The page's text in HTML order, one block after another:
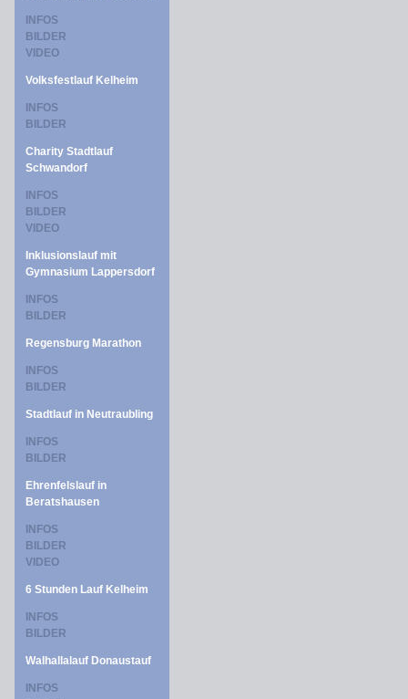
INFOS
BILDER
VIDEO
Volksfestlauf Kelheim
INFOS
BILDER
Charity Stadtlauf
Schwandorf
INFOS
BILDER
VIDEO
Inklusionslauf mit
Gymnasium Lappersdorf
INFOS
BILDER
Regensburg Marathon
INFOS
BILDER
Stadtlauf in Neutraubling
INFOS
BILDER
Ehrenfelslauf in
Beratshausen
INFOS
BILDER
VIDEO
6 Stunden Lauf Kelheim
INFOS
BILDER
Walhallalauf Donaustauf
INFOS